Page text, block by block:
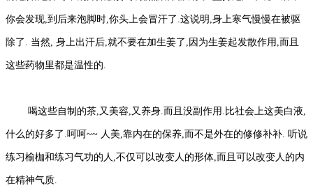
你会发现,到后来泡脚时,你头上会冒汗了.这说明,身上寒气慢慢在被驱
除了. 当然, 身上出汗后,就不要在加生姜了,因为生姜起发散作用,而且
这些药物里都是温性的.
喝这些自制的茶,又美容,又养身.而且没副作用.比社会上这美白液,
什么的好多了.呵呵~~ 人美,靠内在的保养,而不是外在的修修补补. 听说
练习榆枷和练习气功的人,不仅可以改变人的形体,而且可以改变人的内
在精神气质.